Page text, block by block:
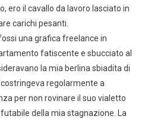
ero il cavallo da lavoro lasciato in
carichi pesanti.
una grafica freelance in
fatiscente e sbucciato al
la mia berlina sbiadita di
regolarmente a
per non rovinare il suo vialetto
della mia stagnazione. La